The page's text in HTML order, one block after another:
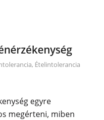
, Ételintolerancia
egyre
megérteni, miben